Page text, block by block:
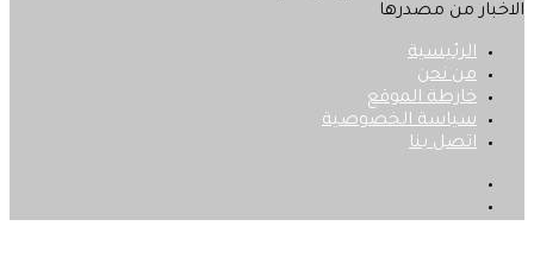
الاخبار من مصدرها
الرئيسية
من نحن
خارطة الموقع
سياسة الخصوصية
اتصل بنا